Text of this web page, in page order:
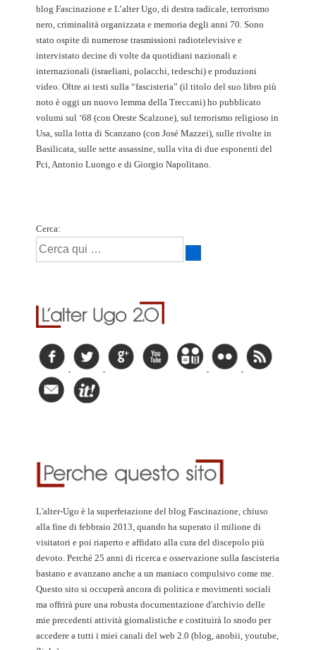
blog Fascinazione e L’alter Ugo, di destra radicale, terrorismo
nero, criminalità organizzata e memoria degli anni 70. Sono
stato ospite di numerose trasmissioni radiotelevisive e
intervistato decine di volte da quotidiani nazionali e
internazionali (israeliani, polacchi, tedeschi) e produzioni
video. Oltre ai testi sulla “fascisteria” (il titolo del suo libro più
noto è oggi un nuovo lemma della Treccani) ho pubblicato
volumi sul ‘68 (con Oreste Scalzone), sul terrorismo religioso in
Usa, sulla lotta di Scanzano (con José Mazzei), sulle rivolte in
Basilicata, sulle sette assassine, sulla vita di due esponenti del
Pci, Antonio Luongo e di Giorgio Napolitano.
Cerca:
L'alter-Ugo è la superfetazione del blog Fascinazione, chiuso
alla fine di febbraio 2013, quando ha superato il milione di
visitatori e poi riaperto e affidato alla cura del discepolo più
devoto. Perché 25 anni di ricerca e osservazione sulla fascisteria
bastano e avanzano anche a un maniaco compulsivo come me.
Questo sito si occuperà ancora di politica e movimenti sociali
ma offrirà pure una robusta documentazione d'archivio delle
mie precedenti attività giornalistiche e costituirà lo snodo per
accedere a tutti i miei canali del web 2.0 (blog, anobii, youtube,